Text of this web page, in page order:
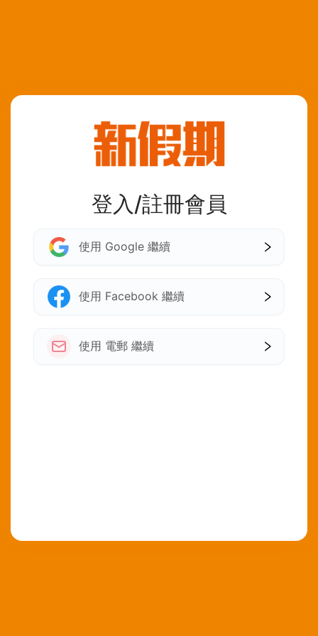
登入/註冊會員
使用 Google 繼續
使用 Facebook 繼續
使用 電郵 繼續